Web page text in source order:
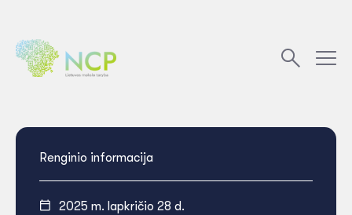
Renginio informacija
2025 m. lapkričio 28 d.